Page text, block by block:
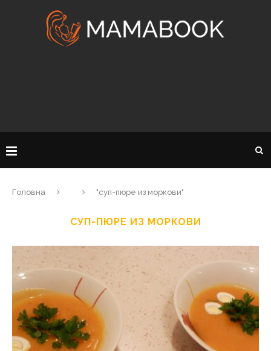
Головна "суп-пюре из моркови"
СУП-ПЮРЕ ИЗ МОРКОВИ